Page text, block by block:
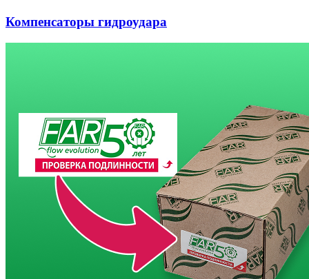
Компенсаторы гидроудара